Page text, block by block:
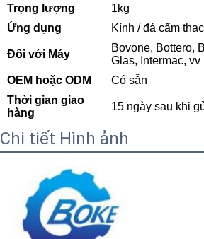
Trọng lượng
1kg
Ứng dụng
Kính / đá cẩm
Đối với Máy
Bovone, Bottero,
Glas, Intermac, vv
OEM hoặc ODM
Có sẵn
Thời gian giao
hàng
15 ngày sau khi
Chi tiết Hình ảnh